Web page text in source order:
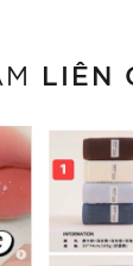
LIÊN